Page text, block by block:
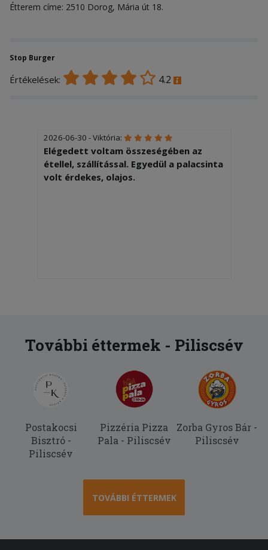
Étterem címe: 2510 Dorog, Mária út 18.
Stop Burger
Értékelések: 4.2
2026-06-30 - Viktória:
Elégedett voltam összeségében az
étellel, szállítással. Egyedül a palacsinta
volt érdekes, olajos.
További éttermek - Piliscsév
Postakocsi
Bisztró -
Piliscsév
Pizzéria Pizza
Pala - Piliscsév
Zorba Gyros Bár -
Piliscsév
TOVÁBBI ÉTTERMEK